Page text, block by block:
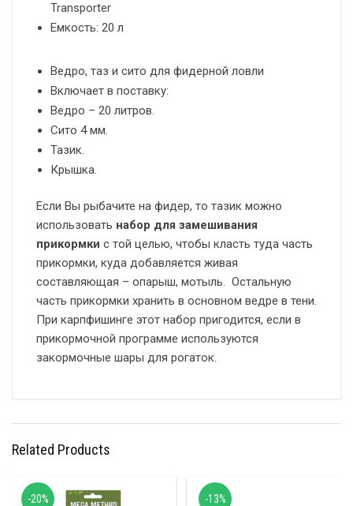
Transporter
Емкость: 20 л
Ведро, таз и сито для фидерной ловли
Включает в поставку:
Ведро – 20 литров.
Сито 4 мм.
Тазик.
Крышка.
Если Вы рыбачите на фидер, то тазик можно
использовать набор для замешивания
прикормки с той целью, чтобы класть туда часть
прикормки, куда добавляется живая
составляющая – опарыш, мотыль. Остальную
часть прикормки хранить в основном ведре в тени.
При карпфишинге этот набор пригодится, если в
прикормочной программе используются
закормочные шары для рогаток.
Related Products
-20% -13%